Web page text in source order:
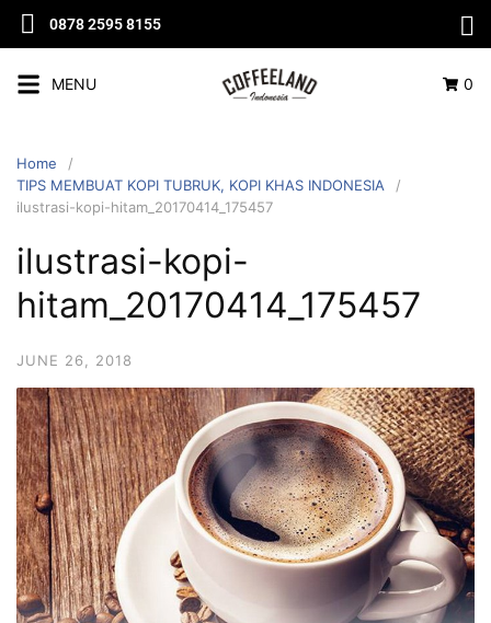
0878 2595 8155
MENU 0
Home
TIPS MEMBUAT KOPI TUBRUK, KOPI KHAS INDONESIA
ilustrasi-kopi-hitam_20170414_175457
ilustrasi-kopi-
hitam_20170414_175457
JUNE 26, 2018